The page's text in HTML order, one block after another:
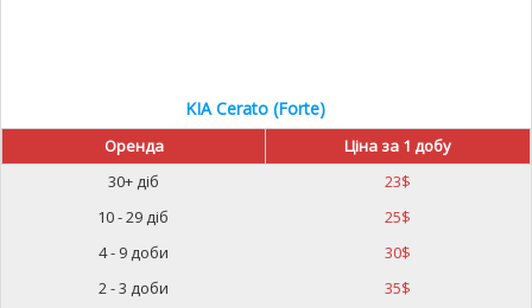
KIA Cerato (Forte)
Оренда
Ціна за 1 добу
30+ діб
23$
10 - 29 діб
25$
4 - 9 доби
30$
2 - 3 доби
35$